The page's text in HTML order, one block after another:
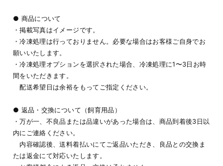
● 商品について
・掲載写真はイメージです。
・冷凍処理は行っておりません。必要な場合はお客様ご自身でお
願いいたします。
・冷凍処理オプションを選択された場合、冷凍処理に1〜3日お時
間をいただきます。
配送希望日は余裕をもってご指定ください。
● 返品・交換について（飼育用品）
・万が一、不良品または品違いがあった場合は、商品到着後3日以
内にご連絡ください。
内容確認後、送料着払いにてご返品いただき、良品との交換ま
たは返金にて対応いたします。